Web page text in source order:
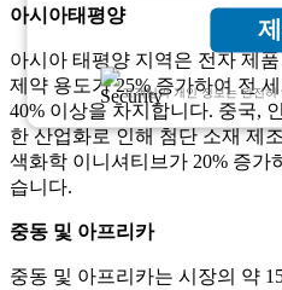
고객님의 개인 정보는 완전
아시아태평양
아시아 태평양 지역은 전자 제
제약 용도가 25% 증가하여 전
40% 이상을 차지합니다. 중국,
한 산업화로 인해 첨단 소재 제
색화학 이니셔티브가 20% 증가
습니다.
중동 및 아프리카
중동 및 아프리카는 시장의 약